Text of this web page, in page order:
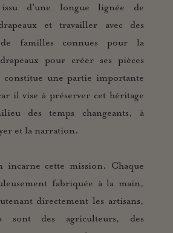
issu d'une longue lignée de
et travailler avec des
de familles connues pour la
pour créer ses pièces
constitue une partie importante
il vise à préserver cet héritage
des temps changeants, à
et la narration.
incarne cette mission. Chaque
fabriquée à la main,
directement les artisans,
sont des agriculteurs, des